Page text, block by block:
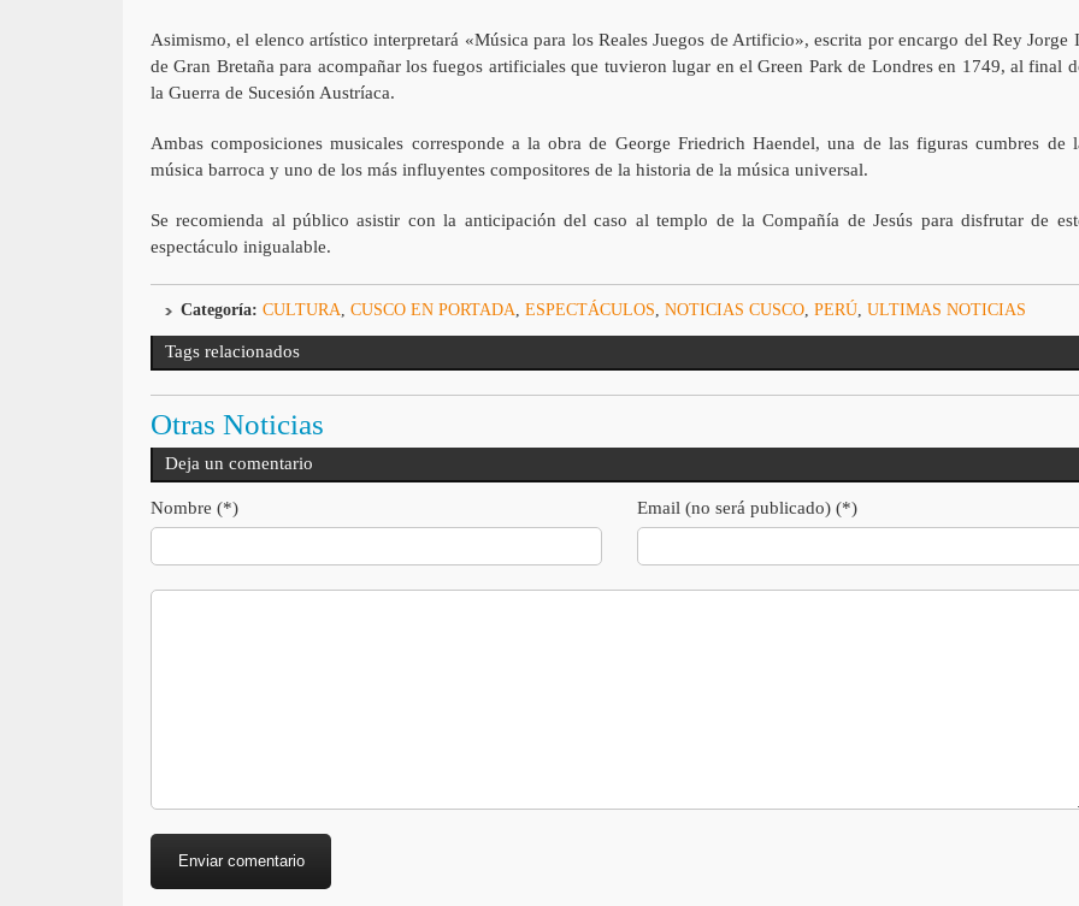
Asimismo, el elenco artístico interpretará «Música para los Reales Juegos de Artificio», escrita por encargo del Rey Jorge
de Gran Bretaña para acompañar los fuegos artificiales que tuvieron lugar en el Green Park de Londres en 1749, al final
la Guerra de Sucesión Austríaca.
Ambas composiciones musicales corresponde a la obra de George Friedrich Haendel, una de las figuras cumbres de
música barroca y uno de los más influyentes compositores de la historia de la música universal.
Se recomienda al público asistir con la anticipación del caso al templo de la Compañía de Jesús para disfrutar de
espectáculo inigualable.
Categoría: CULTURA CUSCO EN PORTADA ESPECTÁCULOS NOTICIAS CUSCO, PERÚ, ULTIMAS NOTICIAS
Tags relacionados
Otras Noticias
Deja un comentario
Nombre (*) Email (no será publicado) (*)